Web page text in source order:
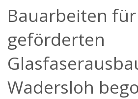
Bauarbeiten
geförderten
Wadersloh